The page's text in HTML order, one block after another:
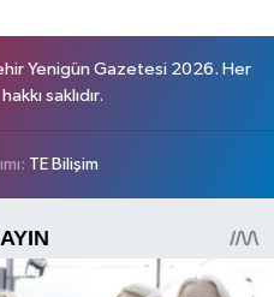
Yenigün Gazetesi 2026. Her
hakkı saklıdır.
TE Bilişim